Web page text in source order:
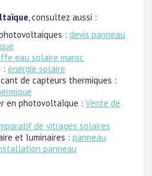
, consultez aussi :
: devis panneau
eau solaire maroc
: énergie solaire
de capteurs thermiques :
en photovoltaîque : Vente de
de vitrages solaires
et luminaires : panneau
panneau